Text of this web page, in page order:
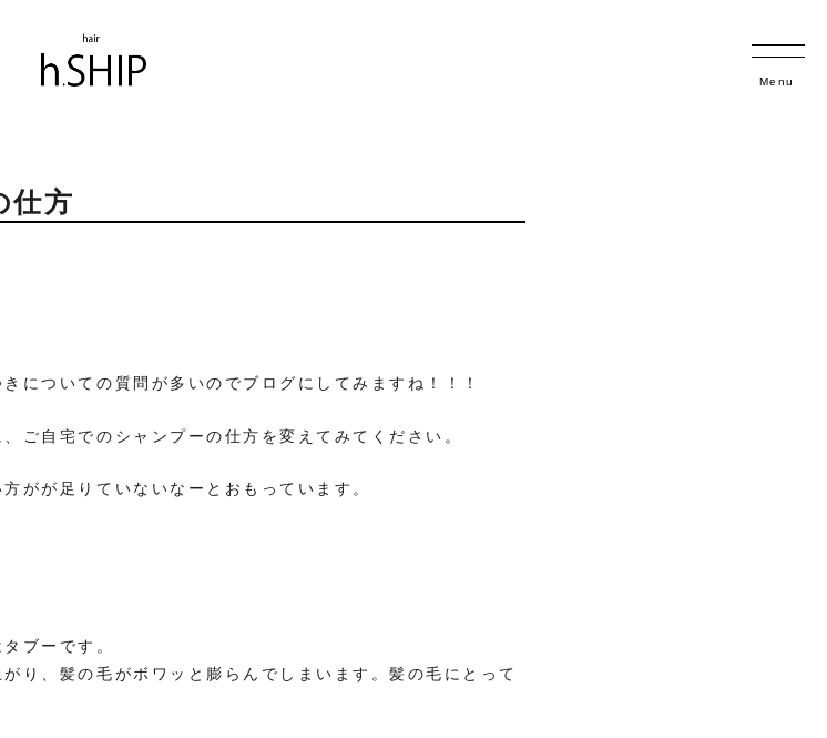
Menu
仕方
についての質問が多いのでブログにしてみますね！！！
ご自宅でのシャンプーの仕方を変えてみてください。
がが足りていないなーとおもっています。
ブーです。
り、髪の毛がボワッと膨らんでしまいます。髪の毛にとって